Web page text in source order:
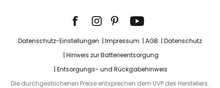
Datenschutz-Einstellungen Impressum AGB
Datenschutz
Hinweis zur Batterieentsorgung
Entsorgungs- und Rückgabehinweis
Die durchgestrichenen Preise entsprechen dem UVP des Herstellers.